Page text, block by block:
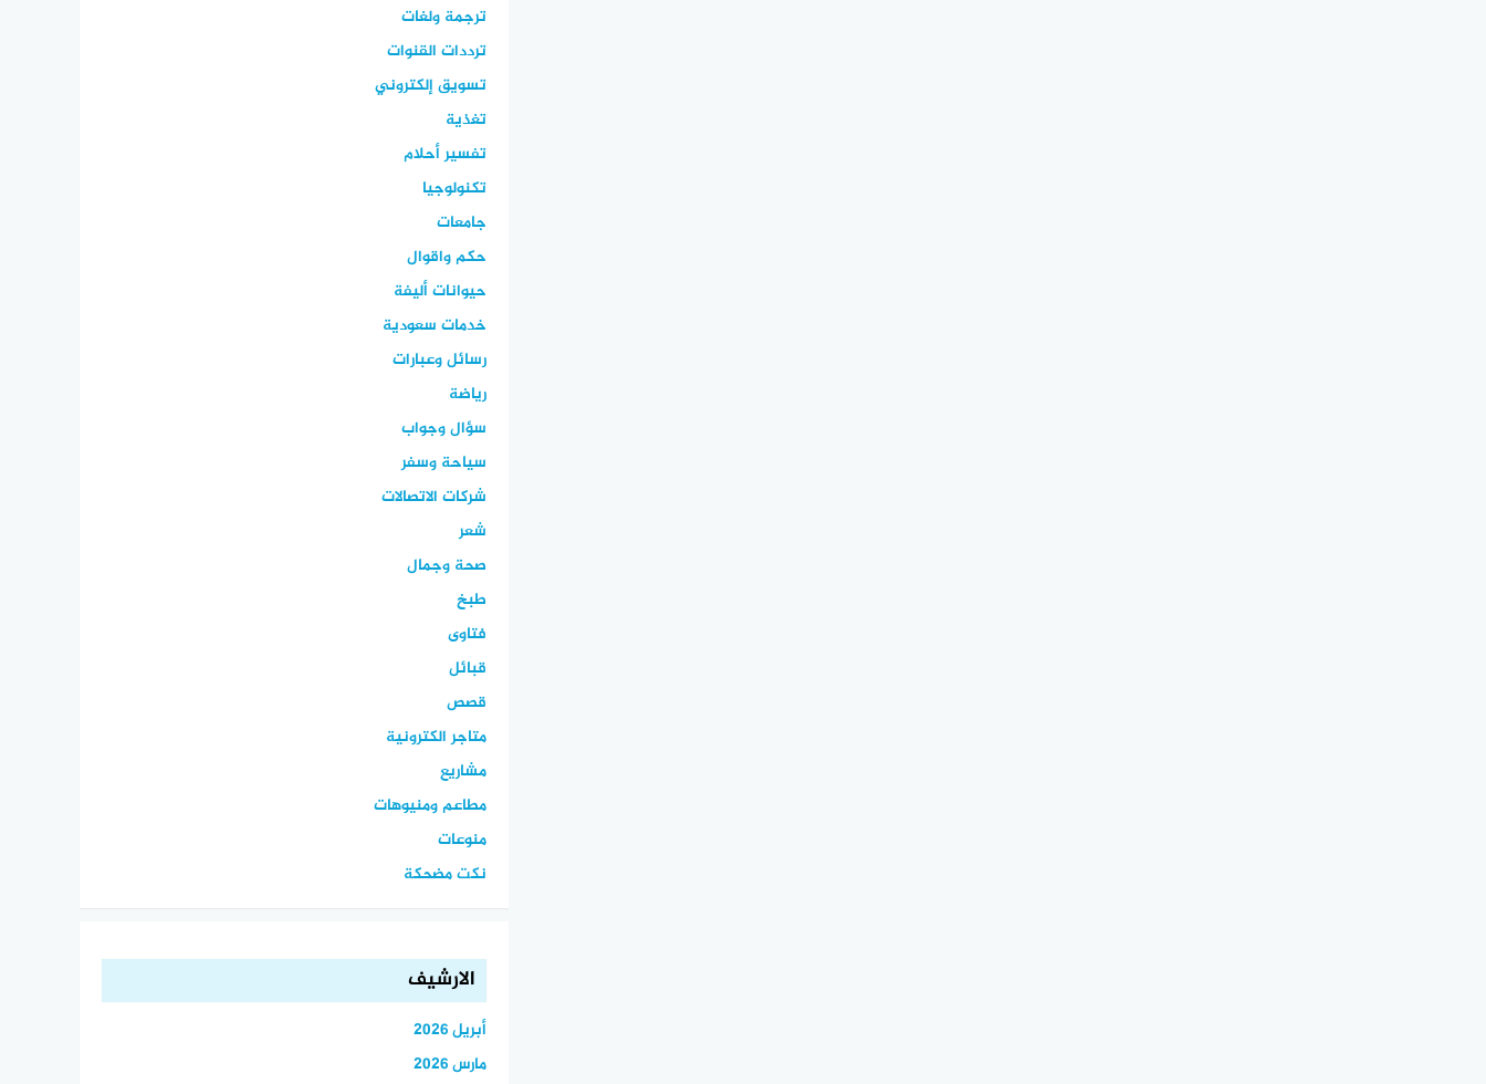
ترجمة ولغات
ترددات القنوات
تسويق إلكتروني
تغذية
تفسير أحلام
تكنولوجيا
جامعات
حكم واقوال
حيوانات أليفة
خدمات سعودية
رسائل وعبارات
رياضة
سؤال وجواب
سياحة وسفر
شركات الاتصالات
شعر
صحة وجمال
طبخ
فتاوى
قبائل
قصص
متاجر الكترونية
مشاريع
مطاعم ومنيوهات
منوعات
نكت مضحكة
الارشيف
أبريل 2026
مارس 2026